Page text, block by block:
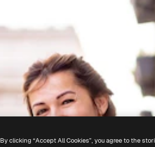
By clicking “Accept All Cookies”, you agree to the